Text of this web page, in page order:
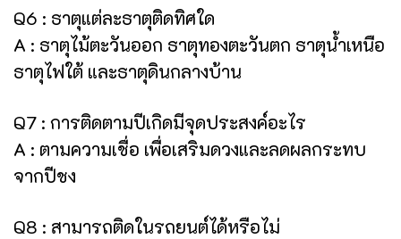
Q6 : ธาตุแต่ละธาตุติดทิศใด
A : ธาตุไม้ตะวันออก ธาตุทองตะวันตก ธาตุน้ำเหนือ
ธาตุไฟใต้ และธาตุดินกลางบ้าน
Q7 : การติดตามปีเกิดมีจุดประสงค์อะไร
A : ตามความเชื่อ เพื่อเสริมดวงและลดผลกระทบ
จากปีชง
Q8 : สามารถติดในรถยนต์ได้หรือไม่